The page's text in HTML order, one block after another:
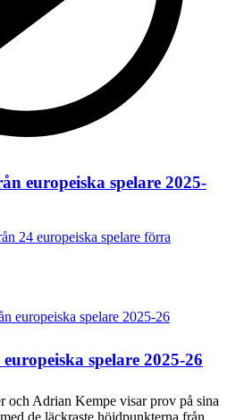
europeiska spelare 2025-
24 europeiska spelare förra
spelare 2025-26
Adrian Kempe visar prov på sina
de läckraste höjdpunkterna från